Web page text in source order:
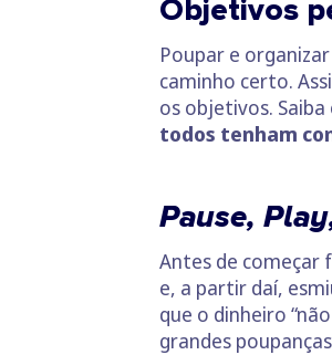
Objetivos
Poupar e
caminho certo.
os objetivos.
todos tenham
Pause,
Antes de começar
e, a partir daí,
que o dinheiro
grandes